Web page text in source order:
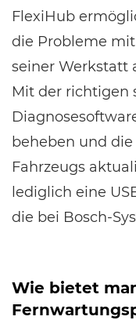
FlexiHub
die Probleme
seiner Werkstatt
Mit der richtigen
beheben und
Fahrzeugs
lediglich eine
die bei Bosch-
Wie bietet